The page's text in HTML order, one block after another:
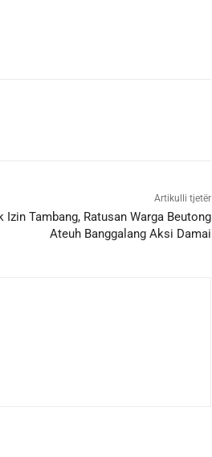
Artikulli tjetër
Izin Tambang, Ratusan Warga Beutong
Ateuh Banggalang Aksi Damai